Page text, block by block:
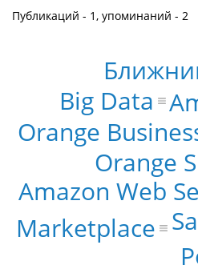
Публикаций - 1, упоминаний - 2
Orange
Orange
Amazon Web
Marketplace
Big Data